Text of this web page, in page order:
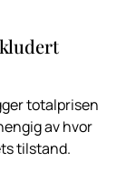
totalprisen
av hvor
tilstand.